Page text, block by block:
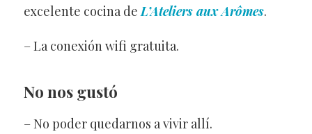
excelente cocina deL’Ateliers aux Arômes.
– La conexión wifi gratuita.
No nos gustó
– No poder quedarnos a vivir allí.